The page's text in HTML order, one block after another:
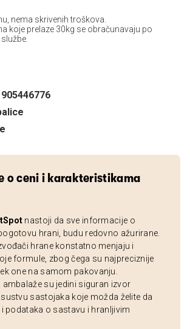
nema skrivenih troškova.
koje prelaze 30kg se obračunavaju po
o ceni i karakteristikama
nastoji da sve informacije o
hrani, budu redovno ažurirane.
hrane konstatno menjaju i
formule, zbog čega su najpreciznije
one na samom pakovanju.
ambalaže su jedini siguran izvor
sastojaka koje možda želite da
i podataka o sastavu i hranljivim